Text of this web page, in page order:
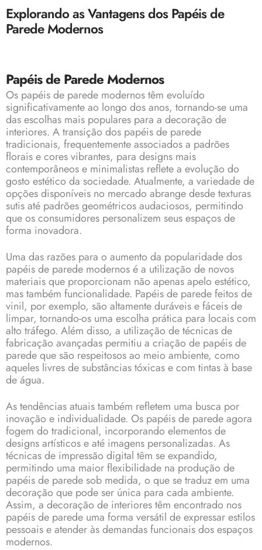
Explorando as Vantagens dos Papéis de
Parede Modernos
Papéis de Parede Modernos
Os papéis de parede modernos têm evoluído
significativamente ao longo dos anos, tornando-se uma
das escolhas mais populares para a decoração de
interiores. A transição dos papéis de parede
tradicionais, frequentemente associados a padrões
florais e cores vibrantes, para designs mais
contemporâneos e minimalistas reflete a evolução do
gosto estético da sociedade. Atualmente, a variedade de
opções disponíveis no mercado abrange desde texturas
sutis até padrões geométricos audaciosos, permitindo
que os consumidores personalizem seus espaços de
forma inovadora.
Uma das razões para o aumento da popularidade dos
papéis de parede modernos é a utilização de novos
materiais que proporcionam não apenas apelo estético,
mas também funcionalidade. Papéis de parede feitos de
vinil, por exemplo, são altamente duráveis e fáceis de
limpar, tornando-os uma escolha prática para locais com
alto tráfego. Além disso, a utilização de técnicas de
fabricação avançadas permitiu a criação de papéis de
parede que são respeitosos ao meio ambiente, como
aqueles livres de substâncias tóxicas e com tintas à base
de água.
As tendências atuais também refletem uma busca por
inovação e individualidade. Os papéis de parede agora
fogem do tradicional, incorporando elementos de
designs artísticos e até imagens personalizadas. As
técnicas de impressão digital têm se expandido,
permitindo uma maior flexibilidade na produção de
papéis de parede sob medida, o que se traduz em uma
decoração que pode ser única para cada ambiente.
Assim, a decoração de interiores têm encontrado nos
papéis de parede uma forma versátil de expressar estilos
pessoais e atender às demandas funcionais dos espaços
modernos.